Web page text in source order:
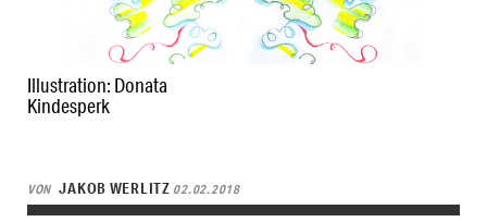
Illustration: Donata
Kindesperk
VON JAKOB WERLITZ 02.02.2018